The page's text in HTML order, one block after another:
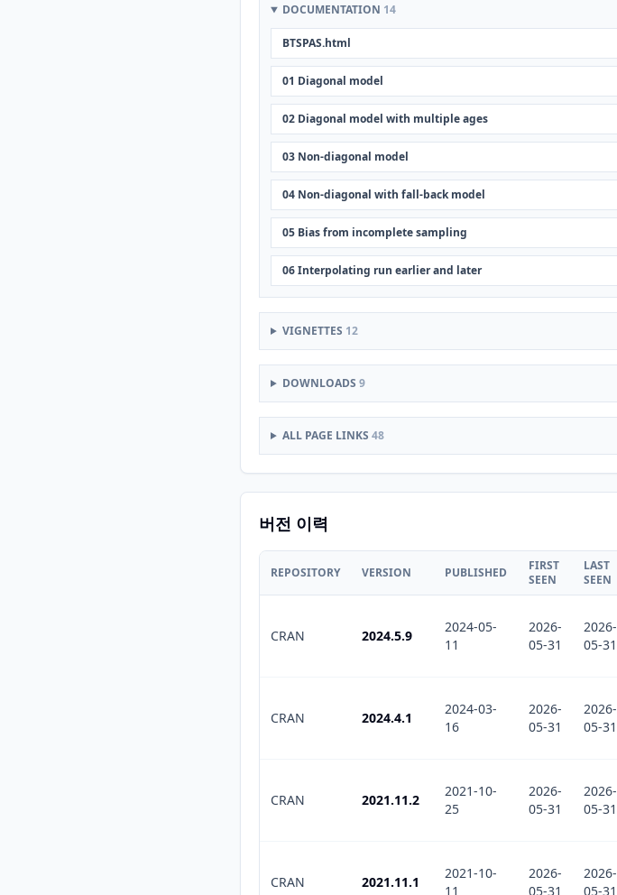
DOCUMENTATION 14
BTSPAS.html
01 Diagonal model
02 Diagonal model with multiple ages
03 Non-diagonal model
04 Non-diagonal with fall-back model
05 Bias from incomplete sampling
06 Interpolating run earlier and later
VIGNETTES 12
DOWNLOADS 9
ALL PAGE LINKS 48
버전 이력
REPOSITORY VERSION PUBLISHED
FIRST
SEEN
LAST
SEEN
CRAN 2024.5.9
2024-05-
11
2026-
05-31
2026-
05-31
CRAN 2024.4.1
2024-03-
16
2026-
05-31
2026-
05-31
CRAN 2021.11.2
2021-10-
25
2026-
05-31
2026-
05-31
CRAN 2021.11.1
2021-10-
11
2026-
05-31
2026-
05-31